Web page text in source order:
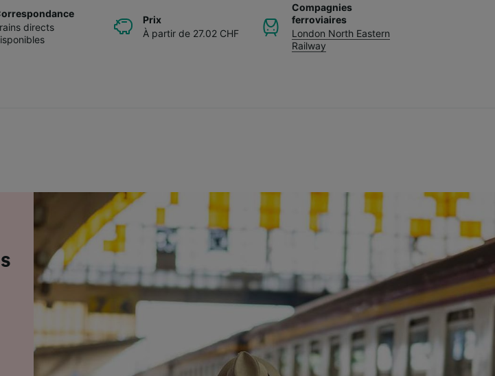
directs
Prix
À partir de 27.02 CHF
Compagnies
ferroviaires
London North Eastern
Railway